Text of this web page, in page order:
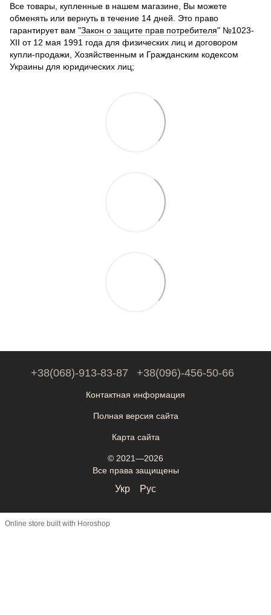
Все товары, купленные в нашем магазине, Вы можете
обменять или вернуть в течение 14 дней. Это право
гарантирует вам "Закон о защите прав потребителя" №1023-
XII от 12 мая 1991 года для физических лиц и договором
купли-продажи, Хозяйственным и Гражданским кодексом
Украины для юридических лиц;
+38(068)-913-83-87 +38(096)-456-50-66
Контактная информация
Полная версия сайта
Карта сайта
© 2021—2026
Все права защищены
Укр Рус
Online store built with Horoshop